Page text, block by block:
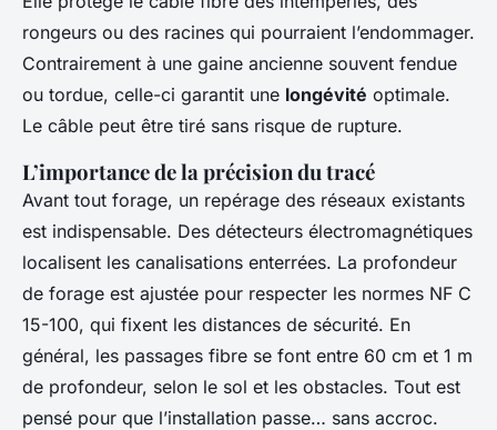
rongeurs ou des racines qui pourraient l’endommager.
Contrairement à une gaine ancienne souvent fendue
ou tordue, celle-ci garantit une longévité optimale.
Le câble peut être tiré sans risque de rupture.
L’importance de la précision du tracé
Avant tout forage, un repérage des réseaux existants
est indispensable. Des détecteurs électromagnétiques
localisent les canalisations enterrées. La profondeur
de forage est ajustée pour respecter les normes NF C
15-100, qui fixent les distances de sécurité. En
général, les passages fibre se font entre 60 cm et 1 m
de profondeur, selon le sol et les obstacles. Tout est
pensé pour que l’installation passe… sans accroc.